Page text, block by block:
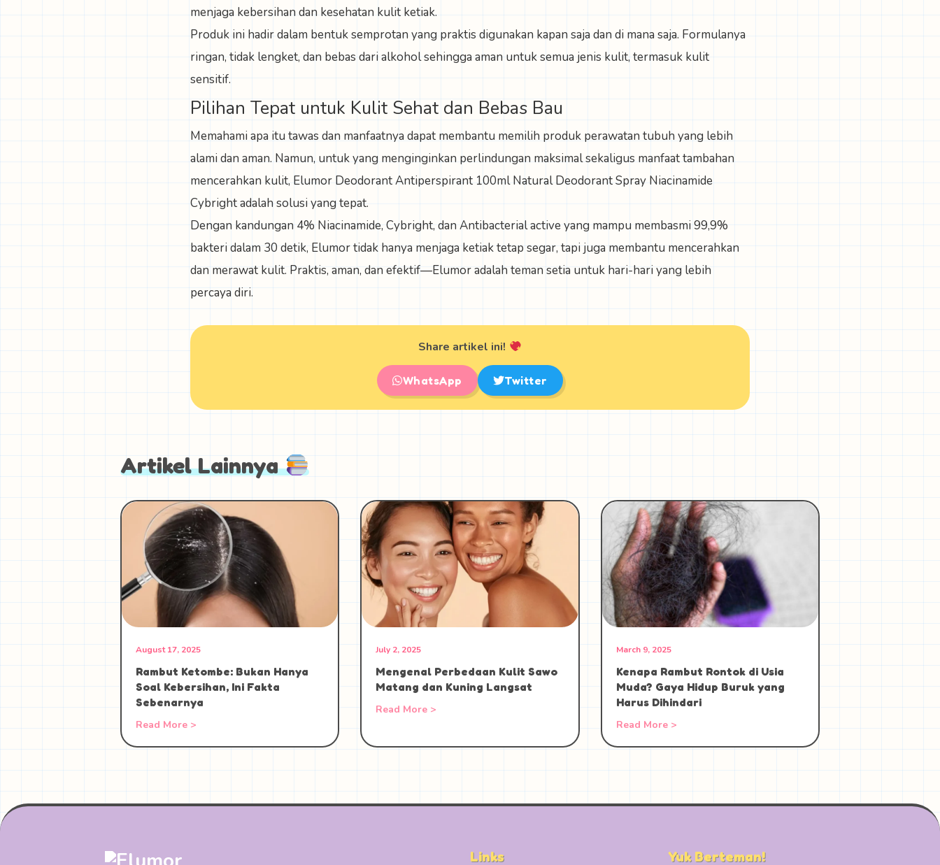
menjaga kebersihan dan kesehatan kulit ketiak.
Produk ini hadir dalam bentuk semprotan yang praktis digunakan kapan saja dan di mana saja. Formulanya
ringan, tidak lengket, dan bebas dari alkohol sehingga aman untuk semua jenis kulit, termasuk kulit
sensitif.
Pilihan Tepat untuk Kulit Sehat dan Bebas Bau
Memahami apa itu tawas dan manfaatnya dapat membantu memilih produk perawatan tubuh yang lebih
alami dan aman. Namun, untuk yang menginginkan perlindungan maksimal sekaligus manfaat tambahan
mencerahkan kulit, Elumor Deodorant Antiperspirant 100ml Natural Deodorant Spray Niacinamide
Cybrightadalah solusi yang tepat.
Dengan kandungan 4% Niacinamide, Cybright, dan Antibacterial active yang mampu membasmi 99,9%
bakteri dalam 30 detik, Elumor tidak hanya menjaga ketiak tetap segar, tapi juga membantu mencerahkan
dan merawat kulit. Praktis, aman, dan efektif—Elumor adalah teman setia untuk hari-hari yang lebih
percaya diri.
Share artikel ini!
WhatsApp Twitter
Artikel Lainnya
August 17, 2025
Rambut Ketombe: Bukan Hanya
Soal Kebersihan, Ini Fakta
Sebenarnya
Read More >
July 2, 2025
Mengenal Perbedaan Kulit Sawo
Matang dan Kuning Langsat
Read More >
March 9, 2025
Kenapa Rambut Rontok di Usia
Muda? Gaya Hidup Buruk yang
Harus Dihindari
Read More >
Links Yuk Berteman!